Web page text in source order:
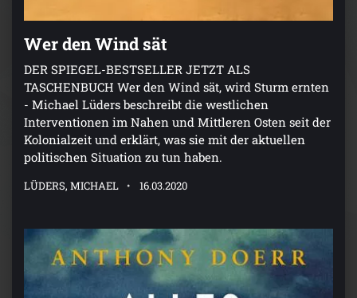
Wer den Wind sät
DER SPIEGEL-BESTSELLER JETZT ALS
TASCHENBUCH Wer den Wind sät, wird Sturm ernten
- Michael Lüders beschreibt die westlichen
Interventionen im Nahen und Mittleren Osten seit der
Kolonialzeit und erklärt, was sie mit der aktuellen
politischen Situation zu tun haben.
LÜDERS, MICHAEL 16.03.2020